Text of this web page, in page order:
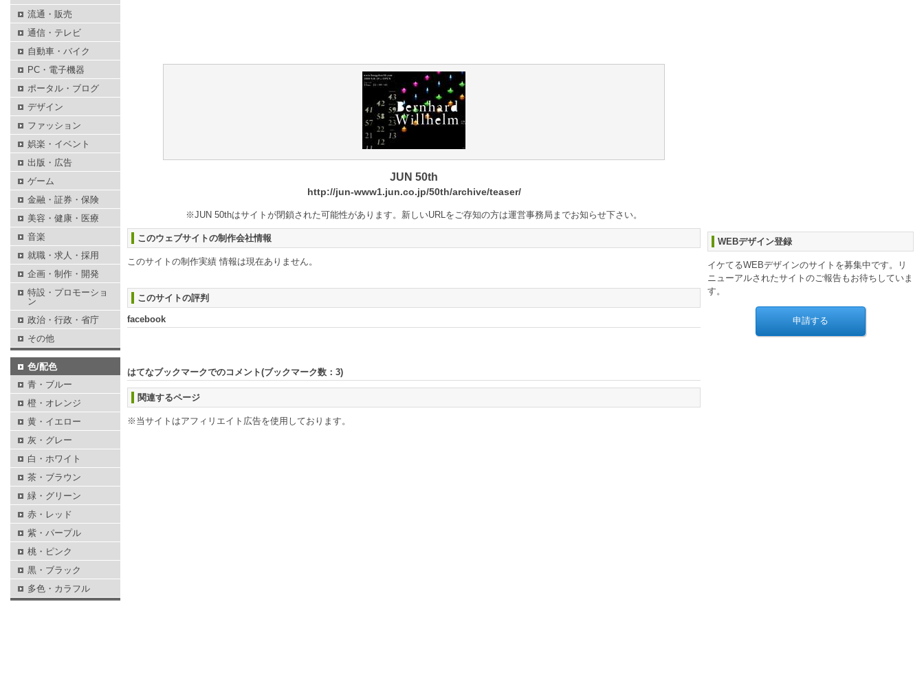
JUN 50th
http://jun-www1.jun.co.jp/50th/archive/teaser/
※JUN 50thはサイトが閉鎖された可能性があります。新しいURLをご存知の方は運営事務局までお知らせ下さい。
このウェブサイトの制作会社情報
このサイトの制作実績 情報は現在ありません。
このサイトの評判
facebook
はてなブックマークでのコメント(ブックマーク数： 3)
関連するページ
※当サイトはアフィリエイト広告を使用しております。
WEBデザイン登録
イケてるWEBデザインのサイトを募集中です。リ
ニューアルされたサイトのご報告もお待ちしていま
す。
流通・販売
通信・テレビ
自動車・バイク
PC・電子機器
ポータル・ブログ
デザイン
ファッション
娯楽・イベント
出版・広告
ゲーム
金融・証券・保険
美容・健康・医療
音楽
就職・求人・採用
企画・制作・開発
特設・プロモーショ
ン
政治・行政・省庁
その他
色/配色
青・ブルー
橙・オレンジ
黄・イエロー
灰・グレー
白・ホワイト
茶・ブラウン
緑・グリーン
赤・レッド
紫・パープル
桃・ピンク
黒・ブラック
多色・カラフル